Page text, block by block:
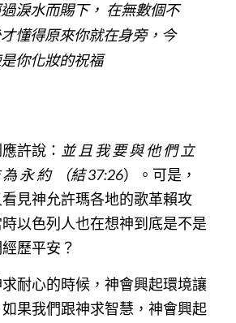
淚水而賜下， 在無數個不
懂得原來你就在身旁，今
你化妝的祝福
許說： 並 且 我 要 與 他 們 立
永 約
（結 37:26）。可是，
見神允許瑪各地的歌革賴攻
以色列人也在想神到底是不是
歷平安？
耐心的時候，神會興起環境讓
果我們跟神求智慧，神會興起